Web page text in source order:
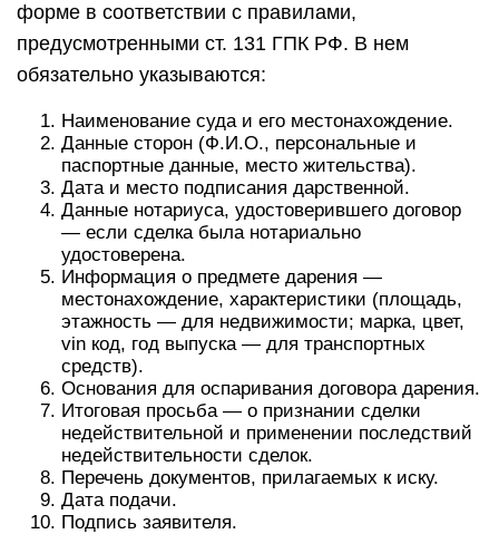
форме в соответствии с правилами,
предусмотренными ст. 131 ГПК РФ. В нем
обязательно указываются:
Наименование суда и его местонахождение.
Данные сторон (Ф.И.О., персональные и
паспортные данные, место жительства).
Дата и место подписания дарственной.
Данные нотариуса, удостоверившего договор
— если сделка была нотариально
удостоверена.
Информация о предмете дарения —
местонахождение, характеристики (площадь,
этажность — для недвижимости; марка, цвет,
vin код, год выпуска — для транспортных
средств).
Основания для оспаривания договора дарения.
Итоговая просьба — о признании сделки
недействительной и применении последствий
недействительности сделок.
Перечень документов, прилагаемых к иску.
Дата подачи.
Подпись заявителя.